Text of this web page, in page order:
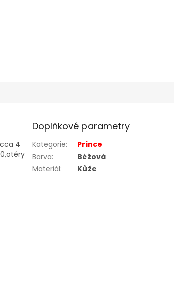
4
Doplňkové parametry
Kategorie:
Prince
Barva:
Béžová
Materiál: Kůže